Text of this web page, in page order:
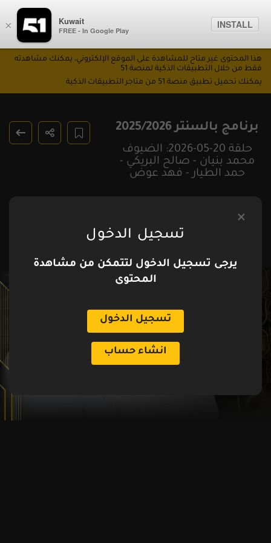
× Kuwait
FREE - In Google Play
INSTALL
برنامج بالسنتر 2025/2026
حلقة 20-05-2026: الضيوف
محمد بنيان - صالح البريكي -
حمد الطيار - فهد عوض
هذا المحتوى غير متاح للمشاهدة على الموقع الإلكتروني، يمكنك مشاهدته
فقط من خلال التطبيقات الذكية لمنصة 51
يمكنك تحميل تطبيق منصة 51 من متاجر التطبيقات الذكية
تسجيل الدخول
يرجى تسجيل الدخول لتتمكن من مشاهدة
المحتوى
تسجيل الدخول
انشاء حساب